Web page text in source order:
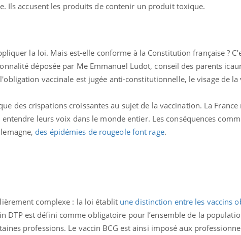
Ils accusent les produits de contenir un produit toxique.
la loi. Mais est-elle conforme à la Constitution française ?
déposée par Me Emmanuel Ludot, conseil des parents
vaccinale est jugée anti-constitutionnelle, le visage de la
des crispations croissantes au sujet de la vaccination. La France
leurs voix dans le monde entier. Les conséquences
des épidémies de rougeole font rage.
complexe : la loi établit une distinction entre les vaccins
DTP est défini comme obligatoire pour l’ensemble de la
professions. Le vaccin BCG est ainsi imposé aux